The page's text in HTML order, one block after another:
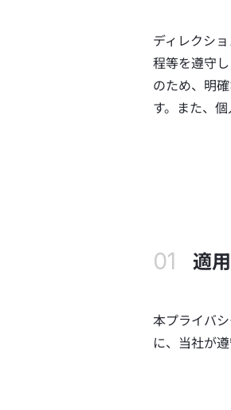
ディレクシ
程等を遵守
のため、明
す。また、
適
本プライバ
に、当社が